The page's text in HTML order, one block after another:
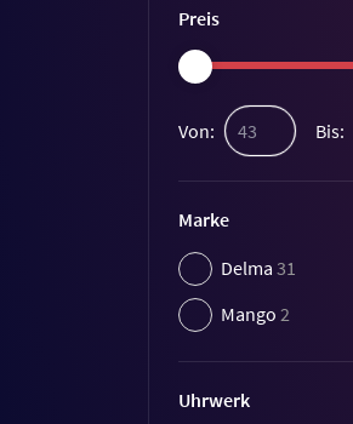
Preis
Von: Bis:
Marke
Delma 31
Mango 2
Uhrwerk